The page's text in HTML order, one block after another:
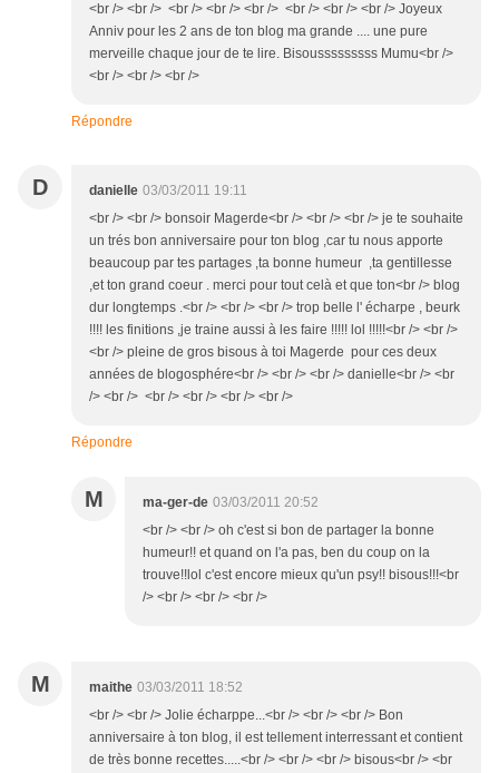
<br /> <br /> <br /> <br /> <br /> <br /> <br /> <br /> Joyeux
Anniv pour les 2 ans de ton blog ma grande .... une pure
merveille chaque jour de te lire. Bisousssssssss Mumu<br />
<br /> <br /> <br />
Répondre
D danielle 03/03/2011 19:11
<br /> <br /> bonsoir Magerde<br /> <br /> <br /> je te souhaite
un trés bon anniversaire pour ton blog ,car tu nous apporte
beaucoup par tes partages ,ta bonne humeur ,ta gentillesse
,et ton grand coeur . merci pour tout celà et que ton<br /> blog
dur longtemps .<br /> <br /> <br /> trop belle l' écharpe , beurk
!!!! les finitions ,je traine aussi à les faire !!!!! lol !!!!!<br /> <br />
<br /> pleine de gros bisous à toi Magerde pour ces deux
années de blogosphére<br /> <br /> <br /> danielle<br /> <br
/> <br /> <br /> <br /> <br /> <br />
Répondre
M ma-ger-de 03/03/2011 20:52
<br /> <br /> oh c'est si bon de partager la bonne
humeur!! et quand on l'a pas, ben du coup on la
trouve!!lol c'est encore mieux qu'un psy!! bisous!!!<br
/> <br /> <br /> <br />
M maithe 03/03/2011 18:52
<br /> <br /> Jolie écharppe...<br /> <br /> <br /> Bon
anniversaire à ton blog, il est tellement interressant et contient
de très bonne recettes.....<br /> <br /> <br /> bisous<br /> <br